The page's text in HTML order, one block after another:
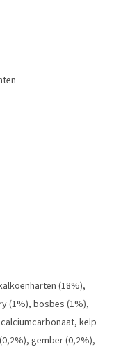
(18%),
(1%), bosbes (1%),
kelp
gember (0,2%),